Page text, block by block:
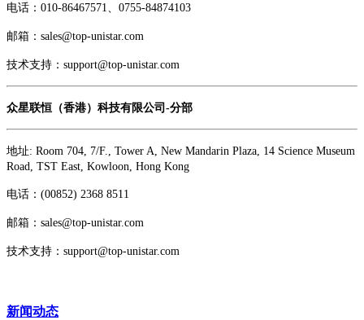
电话： 010-86467571、 0755-84874103
邮箱：sales@top-unistar.com
技术支持：support@top-unistar.com
众星联恒（香港）科技有限公司 -分部
地址: Room 704, 7/F., Tower A, New Mandarin Plaza, 14 Science Museum
Road, TST East, Kowloon, Hong Kong
电话：(00852) 2368 8511
邮箱：sales@top-unistar.com
技术支持：support@top-unistar.com
新闻动态